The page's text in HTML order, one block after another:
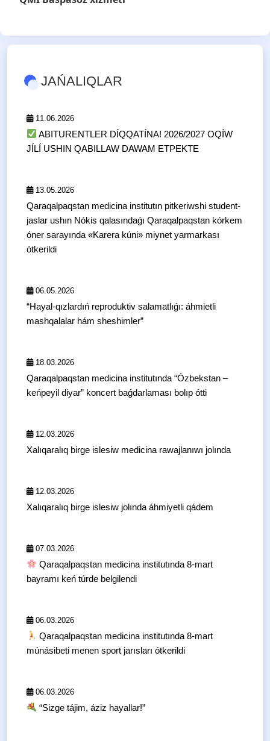
JAŃALIQLAR
11.06.2026
ABITURENTLER DÍQQATÍNA! 2026/2027 OQÍW
JÍLÍ USHIN QABILLAW DAWAM ETPEKTE
13.05.2026
Qaraqalpaqstan medicina institutın pitkeriwshi student-
jaslar ushın Nókis qalasındaǵı Qaraqalpaqstan kórkem
óner sarayında «Karera kúni» miynet yarmarkası
ótkerildi
06.05.2026
“Hayal-qızlardıń reproduktiv salamatlıǵı: áhmietli
mashqalalar hám sheshimler”
18.03.2026
Qaraqalpaqstan medicina institutında “Ózbekstan –
keńpeyil diyar” koncert baǵdarlaması bolıp ótti
12.03.2026
Xalıqaralıq birge islesiw medicina rawajlanıwı jolında
12.03.2026
Xalıqaralıq birge islesiw jolında áhmiyetli qádem
07.03.2026
Qaraqalpaqstan medicina institutında 8-mart
bayramı keń túrde belgilendi
06.03.2026
Qaraqalpaqstan medicina institutında 8-mart
múnásibeti menen sport jarısları ótkerildi
06.03.2026
“Sizge tájim, áziz hayallar!”